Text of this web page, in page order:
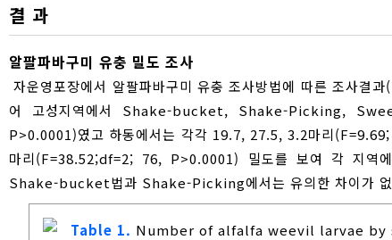
결 과
알팔파바구미 유충 밀도 조사
자운영포장에서 알팔파바구미 유충 조사방법에 따른 조사결
어 고성지역에서 Shake-bucket, Shake-Picking,
P>0.0001)였고 하동에서는 각각 19.7, 27.5, 3.2마리
마리(F=38.52;df=2; 76, P>0.0001) 밀도를 보여 각 지역
Shake-bucket법과 Shake-Picking에서는 유의한 차이가
Table 1. Number of alfalfa weevil larvae